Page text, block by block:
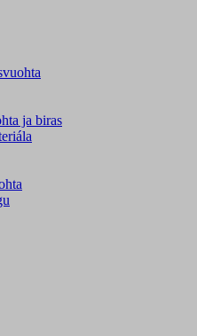
ja biras